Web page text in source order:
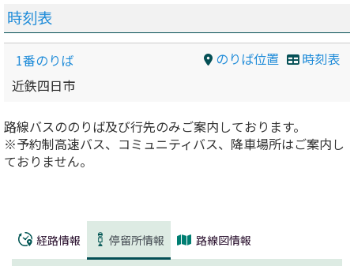
時刻表
のりば位置 時刻表
1番のりば
近鉄四日市
路線バスののりば及び行先のみご案内しております。
※予約制高速バス、コミュニティバス、降車場所はご案内し
ておりません。
経路情報 停留所情報 路線図情報